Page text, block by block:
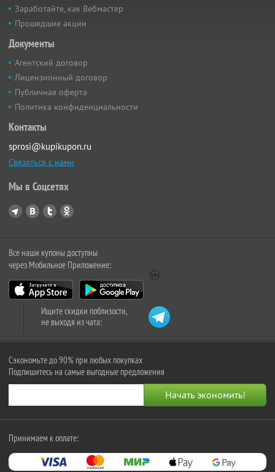
Заработайте, как Вебмастер
Прошедшие акции
Документы
Агентский договор
Лицензионный договор
Публичная оферта
Политика конфиденциальности
Контакты
sprosi@kupikupon.ru
Связаться с нами
Мы в Соцсетях
Все наши купоны доступны
через Мобильное Приложение:
Ищите скидки поблизости,
не выходя из чата:
Сэкономьте до 90% при любых покупках
Подпишитесь на самые выгодные предложения
Принимаем к оплате: